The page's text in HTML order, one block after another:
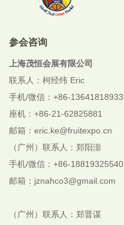
参会咨询
上海茂恒会展有限公司
联系人：柯经纬 Eric
手机/微信：+86-13641818933
座机：+86-21-62825881
邮箱：eric.ke@fruitexpo.cn
（广州）联系人：郑阳澎
手机/微信：+86-18819325540
邮箱：jznahco3@gmail.com
（广州）联系人：郑晋谋